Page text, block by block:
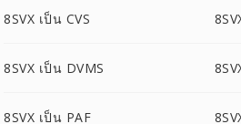
8SVX เป็น CVS
8SVX เป็น DVMS
8SVX เป็น PAF